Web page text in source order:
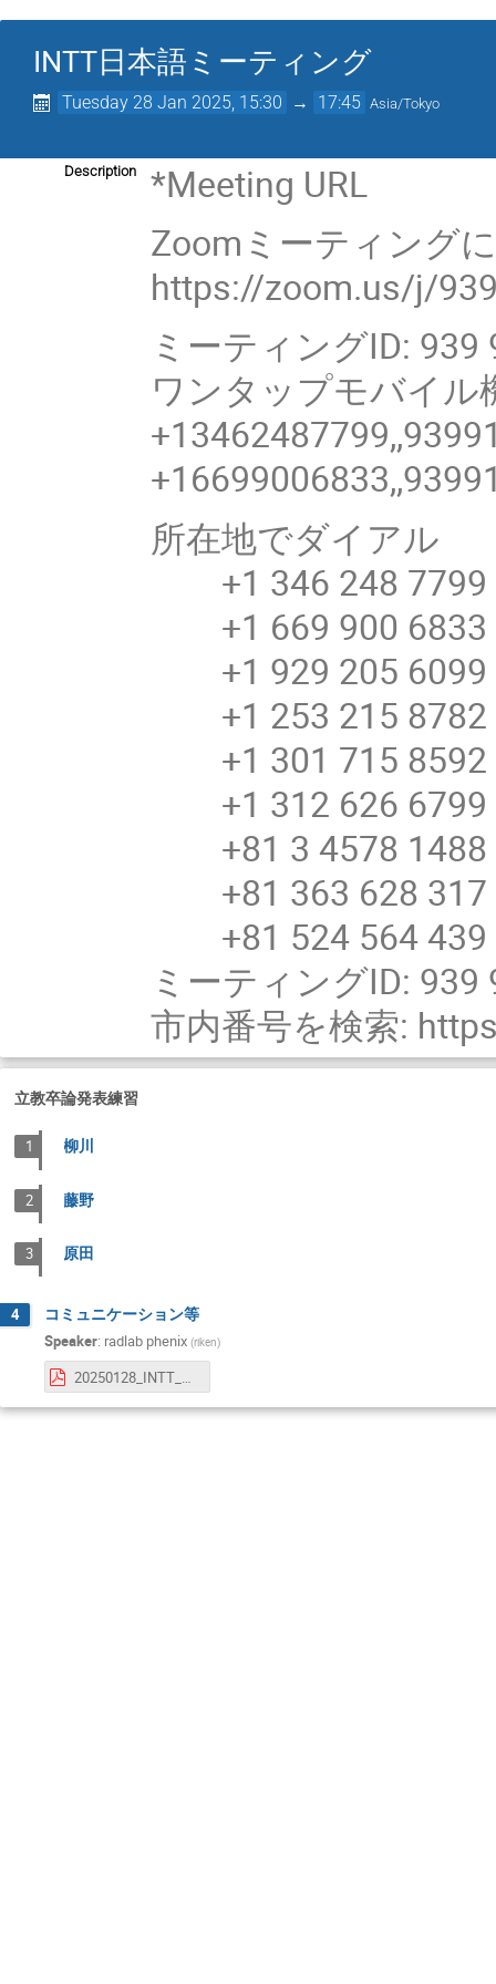
INTT日本語ミーティング
Tuesday 28 Jan 2025, 15:30 → 17:45 Asia/Tokyo
Description
*Meeting URL
Zoomミーティング
https://zoom.us/j/
ミーティングID: 939
ワンタップモバイル
所在地でダイアル
+1 346 248 7799
+1 669 900 6833
+1 929 205 6099
+1 253 215 8782
+1 301 715 8592
+1 312 626 6799
+81 3 4578 1488
+81 363 628 317
+81 524 564 439
ミーティングID: 939
市内番号を検索:
立教卒論発表練習
1 柳川
2 藤野
3 原田
4 コミュニケーション等
Speaker: radlab phenix (riken)
20250128_INTT_JP_meeting.pdf